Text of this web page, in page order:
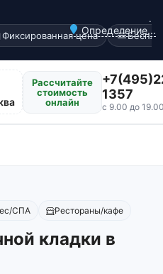
Определение...
.
Фиксированная цена
Рассчитайте
стоимость
онлайн
1357
с 9.00 до
СПА Рестораны/кафе
кладки в